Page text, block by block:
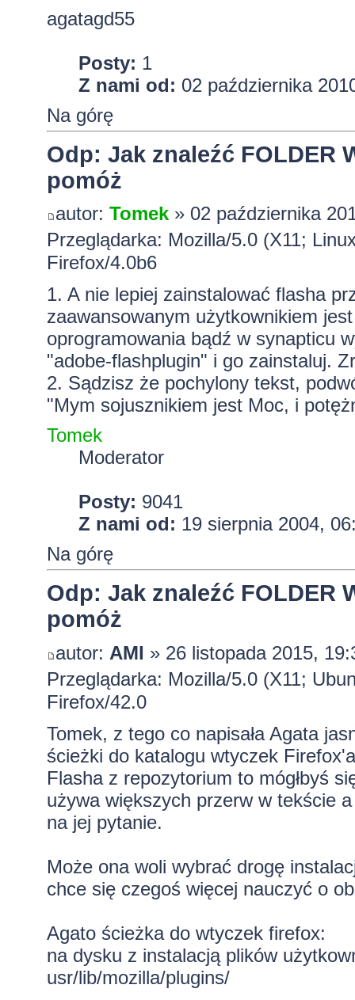
agatagd55
Posty: 1
Z nami od: 02 października
Na górę
Odp: Jak znaleźć FOLDER
pomóż
autor: Tomek» 02 października
Przeglądarka: Mozilla/5.0 (X11;
Firefox/4.0b6
1. A nie lepiej zainstalować flasha
zaawansowanym użytkownikiem
oprogramowania bądź w synapticu
"adobe-flashplugin" i go zainstaluj.
2. Sądzisz że pochylony tekst,
"Mym sojusznikiem jest Moc, i
Tomek
Moderator
Posty: 9041
Z nami od: 19 sierpnia 2004,
Na górę
Odp: Jak znaleźć FOLDER
pomóż
autor: AMI » 26 listopada 2015,
Przeglądarka: Mozilla/5.0 (X11;
Firefox/42.0
Tomek, z tego co napisała Agata
ścieżki do katalogu wtyczek
Flasha z repozytorium to mógłbyś
używa większych przerw w tekście
na jej pytanie.
Może ona woli wybrać drogę
chce się czegoś więcej nauczyć o
Agato ścieżka do wtyczek firefox:
na dysku z instalacją plików
usr/lib/mozilla/plugins/